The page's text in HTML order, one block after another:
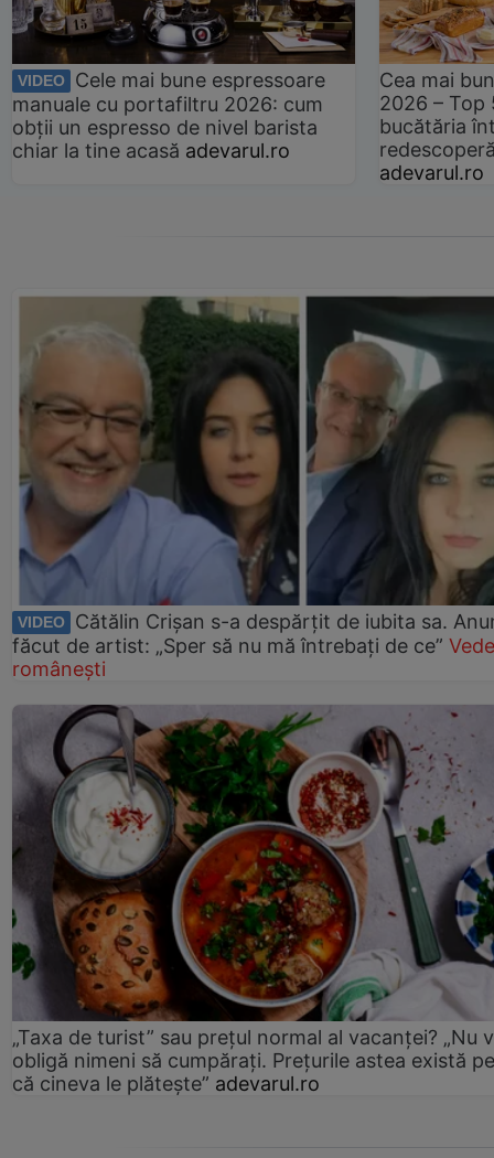
VIDEO
Cele mai bune espressoare
manuale cu portafiltru 2026: cum
obții un espresso de nivel barista
chiar la tine acasă adevarul.ro
Cea mai
2026 –
bucătăria
adevarul.ro
VIDEO
Cătălin Crișan s-a despărțit de iubita sa.
făcut de artist: „Sper să nu mă întrebați de ce”
românești
„Taxa de turist” sau prețul normal al vacanței? „Nu
obligă nimeni să cumpărați. Prețurile astea există
că cineva le plătește” adevarul.ro